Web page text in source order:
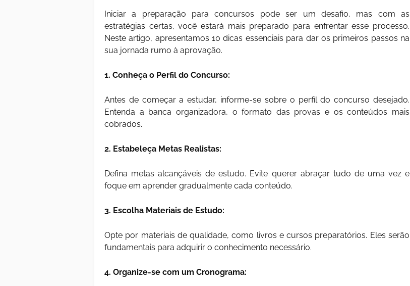
Iniciar a preparação para concursos pode ser um desafio, mas com as
estratégias certas, você estará mais preparado para enfrentar esse processo.
Neste artigo, apresentamos 10 dicas essenciais para dar os primeiros passos na
sua jornada rumo à aprovação.
1. Conheça o Perfil do Concurso:
Antes de começar a estudar, informe-se sobre o perfil do concurso desejado.
Entenda a banca organizadora, o formato das provas e os conteúdos mais
cobrados.
2. Estabeleça Metas Realistas:
Defina metas alcançáveis de estudo. Evite querer abraçar tudo de uma vez e
foque em aprender gradualmente cada conteúdo.
3. Escolha Materiais de Estudo:
Opte por materiais de qualidade, como livros e cursos preparatórios. Eles serão
fundamentais para adquirir o conhecimento necessário.
4. Organize-se com um Cronograma: